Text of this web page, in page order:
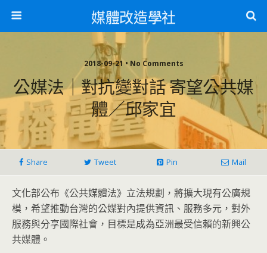
媒體改造學社
2018-09-21 • No Comments
公媒法｜對抗變對話 寄望公共媒
體／邱家宜
Share Tweet Pin Mail
文化部公布《公共媒體法》立法規劃，將擴大現有公廣規
模，希望推動台灣的公媒對內提供資訊、服務多元，對外
服務與分享國際社會，目標是成為亞洲最受信賴的新興公
共媒體。